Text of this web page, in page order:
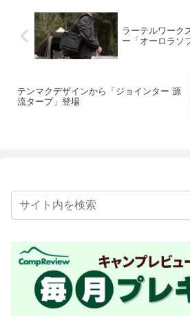
ラーテルワーク
ー「オーロラソ
テンマクデザインから「ジョインター 源
流タープ」登場